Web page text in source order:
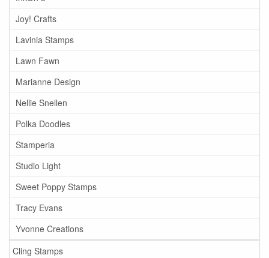
Joy! Crafts
Lavinia Stamps
Lawn Fawn
Marianne Design
Nellie Snellen
Polka Doodles
Stamperia
Studio Light
Sweet Poppy Stamps
Tracy Evans
Yvonne Creations
Cling Stamps